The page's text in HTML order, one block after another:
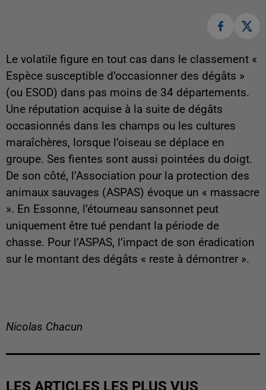
Le volatile figure en tout cas dans le classement «
Espèce susceptible d’occasionner des dégâts »
(ou ESOD) dans pas moins de 34 départements.
Une réputation acquise à la suite de dégâts
occasionnés dans les champs ou les cultures
maraîchères, lorsque l’oiseau se déplace en
groupe. Ses fientes sont aussi pointées du doigt.
De son côté, l’Association pour la protection des
animaux sauvages (ASPAS) évoque un « massacre
». En Essonne, l’étourneau sansonnet peut
uniquement être tué pendant la période de
chasse. Pour l’ASPAS, l’impact de son éradication
sur le montant des dégâts « reste à démontrer ».
Nicolas Chacun
LES ARTICLES LES PLUS VUS